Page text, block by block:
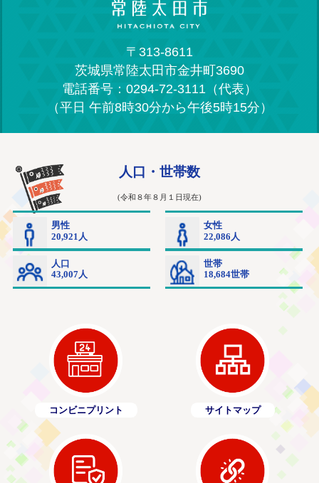
〒313-8611
茨城県常陸太田市金井町3690
電話番号：0294-72-3111（代表）
（平日 午前8時30分から午後5時15分）
コンビニプリント サイトマップ